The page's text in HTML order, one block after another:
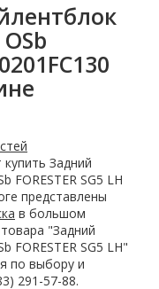
купить Задний
FORESTER SG5 LH
представлены
в большом
"Задний
FORESTER SG5 LH"
по выбору и
291-57-88.